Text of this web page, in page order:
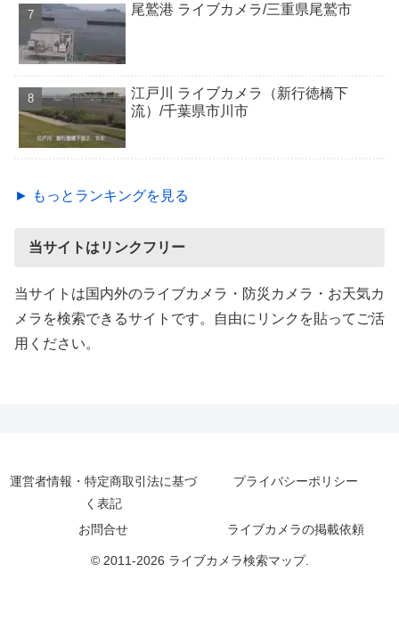
尾鷲港 ライブカメラ/三重県尾鷲市
江戸川 ライブカメラ（新行徳橋下
流）/千葉県市川市
► もっとランキングを見る
当サイトはリンクフリー
当サイトは国内外のライブカメラ・防災カメラ・お天気カ
メラを検索できるサイトです。自由にリンクを貼ってご活
用ください。
運営者情報・特定商取引法に基づ
く表記
プライバシーポリシー
お問合せ ライブカメラの掲載依頼
© 2011-2026 ライブカメラ検索マップ.